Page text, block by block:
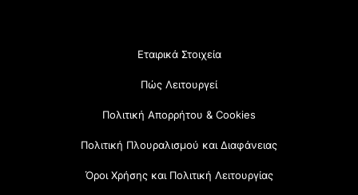
Εταιρικά Στοιχεία
Πώς Λειτουργεί
Πολιτική Απορρήτου & Cookies
Πολιτική Πλουραλισμού και Διαφάνειας
Όροι Χρήσης και Πολιτική Λειτουργίας